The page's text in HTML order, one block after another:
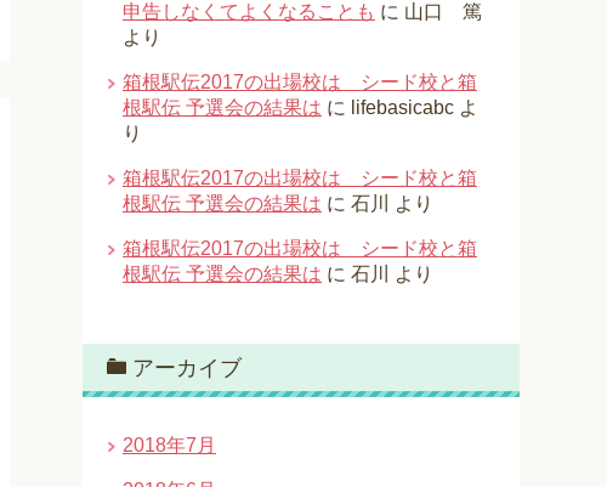
申告しなくてよくなることも に 山口 篤
より
箱根駅伝2017の出場校は シード校と箱
根駅伝 予選会の結果は に lifebasicabc よ
り
箱根駅伝2017の出場校は シード校と箱
根駅伝 予選会の結果は に 石川 より
箱根駅伝2017の出場校は シード校と箱
根駅伝 予選会の結果は に 石川 より
アーカイブ
2018年7月